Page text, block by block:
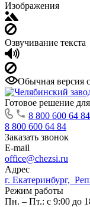
Изображения
Озвучивание текста
Обычная версия
Готовое решение
8 800 600 64 84
8 800 600 64 84
Заказать звонок
E-mail
office@chezsi.ru
Адрес
г. Екатеринбург,
Режим работы
Пн. – Пт.: с 9:00 до